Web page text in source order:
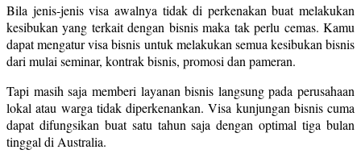
Bila jenis-jenis visa awalnya tidak di perkenakan buat melakukan
kesibukan yang terkait dengan bisnis maka tak perlu cemas. Kamu
dapat mengatur visa bisnis untuk melakukan semua kesibukan bisnis
dari mulai seminar, kontrak bisnis, promosi dan pameran.
Tapi masih saja memberi layanan bisnis langsung pada perusahaan
lokal atau warga tidak diperkenankan. Visa kunjungan bisnis cuma
dapat difungsikan buat satu tahun saja dengan optimal tiga bulan
tinggal di Australia.